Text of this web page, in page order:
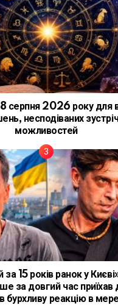
серпня 2026 року для
несподіваних
можливостей
15 років ранок у
за довгий час приїхав
бурхливу реакцію в